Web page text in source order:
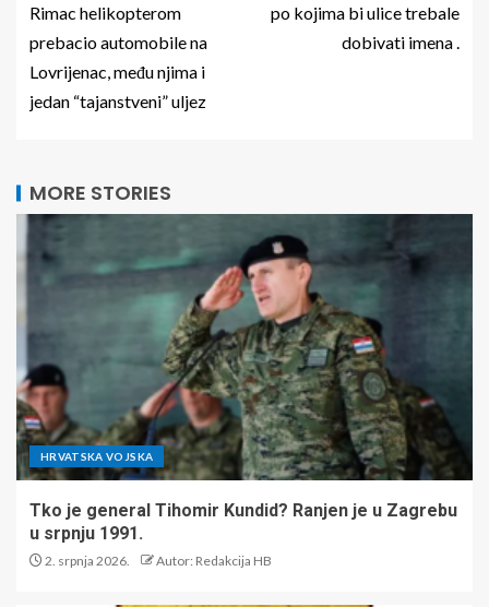
Rimac helikopterom
prebacio automobile na
Lovrijenac, među njima i
jedan “tajanstveni” uljez
po kojima bi ulice trebale
dobivati imena .
MORE STORIES
HRVATSKA VOJSKA
Tko je general Tihomir Kundid? Ranjen je u Zagrebu
u srpnju 1991.
2. srpnja 2026. Autor: Redakcija HB